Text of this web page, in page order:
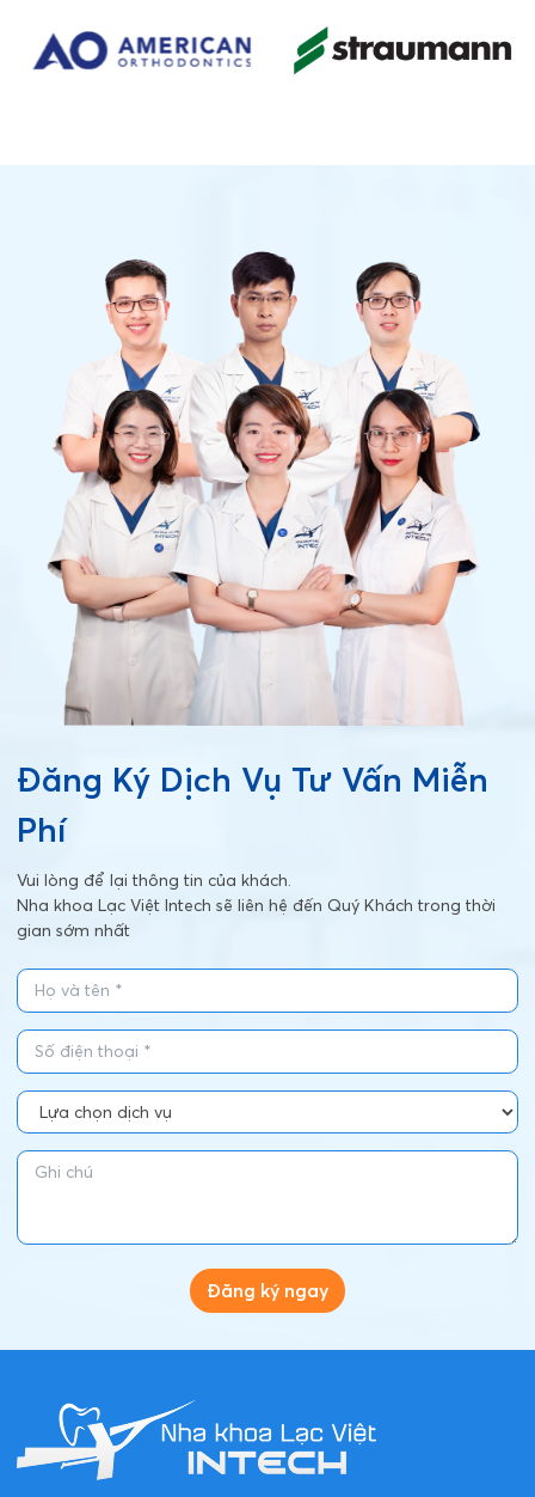
Đăng Ký Dịch Vụ Tư Vấn Miễn
Phí
Vui lòng để lại thông tin của khách.
Nha khoa Lạc Việt Intech sẽ liên hệ đến Quý Khách trong thời
gian sớm nhất
Đăng ký ngay